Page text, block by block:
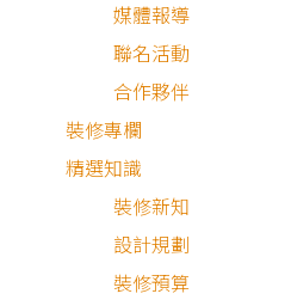
媒體報導
聯名活動
合作夥伴
裝修專欄
精選知識
裝修新知
設計規劃
裝修預算
2025.12.01
裝修蟑螂盯上交屋潮！
裝潢多簽「這合約」自